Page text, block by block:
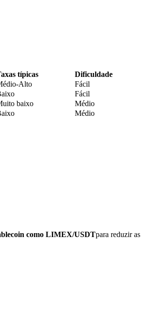
típicas
Dificuldade
Alto
Fácil
Fácil
baixo
Médio
Médio
como LIMEX/USDTpara reduzir as